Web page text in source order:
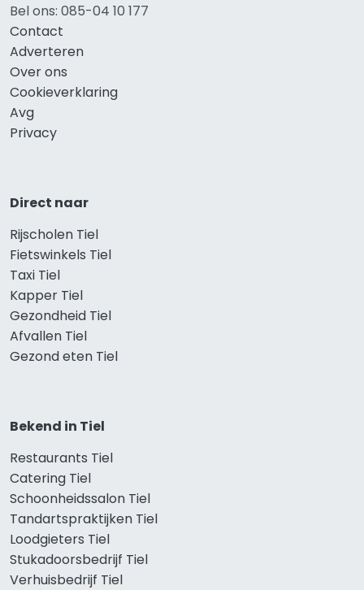
Bel ons: 085-04 10 177
Contact
Adverteren
Over ons
Cookieverklaring
Avg
Privacy
Direct naar
Rijscholen Tiel
Fietswinkels Tiel
Taxi Tiel
Kapper Tiel
Gezondheid Tiel
Afvallen Tiel
Gezond eten Tiel
Bekend in Tiel
Restaurants Tiel
Catering Tiel
Schoonheidssalon Tiel
Tandartspraktijken Tiel
Loodgieters Tiel
Stukadoorsbedrijf Tiel
Verhuisbedrijf Tiel